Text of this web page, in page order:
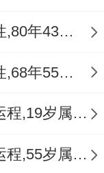
1980年属猴人2023年运势男性,80年43岁属猴男2023年每月运程怎么样
1968年属猴人2023年运势男性,68年55岁属猴男2023年每月运程怎么样
2004年属猴女2023年运势及运程,19岁属猴人2023全年每月运势女性如何
1968年属猴女2023年运势及运程,55岁属猴人2023全年每月运势女性如何